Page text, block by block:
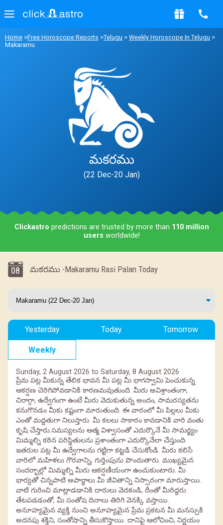
Home >Free Horoscope Reports >Telugu > Weekly Horoscope In Telugu >
Makaramu
మకరము
(22 Dec-20 Jan)
Clickastro predictions are trusted by more than 110 million
users worldwide!
08 మకరము -Makaramu Rasi Palan Today
Yesterday Today Tomorrow
Weekly
Sunday, 2 August 2026 to Saturday, 8 August 2026
ప్రేమ పట్ల మీకున్న తేలిక భావన మీ పట్ల మీ భాగస్వామి పెంచుకున్న
ఆకర్షణ చెరిగిపోవడానికి కారణమవుతుంది. మీరు అవిశ్రాంతంగా,
చిరాగ్గా, ఉద్వేగంగా ఉంటే మీరు వెదుకుతున్న అందం, సామరస్యతను
కనుగొనడం మీకు కష్టంగా మారుతుంది. ఈ వారంలో మీ పిల్లలు మీకు
ఎంతో మద్దతుగా నిలుస్తారు. మీ కలలు సాకారం కావడానికి వారి వంతు
కృషి చేస్తారు.సమస్యలను ఆత్మ విశ్వాసంతో ఎదుర్కొనే మీ సామర్థ్యం
మిమ్మల్ని కఠిన పరిస్థితులను ప్రశాంతంగా ఎదుర్కొనేలా చేస్తుంది.
ఇతరుల పట్ల మీ ఉద్వేగాలను గట్టిగా కట్టడి చేసుకోండి. మీరు కలిసే
వారిలో మహిళలు గౌరవాన్ని, గుర్తింపును పొందుతారు. ముఖ్యమైన
సందర్భాల్లో మిమ్మల్ని మీరు ఆకర్షణీయంగా ఉంచుకుంటారు. మీ
భార్యతో చిన్నపాటి అపార్థాలు మీ జీవితాన్ని నిస్సారంగా మారుస్తాయి.
వాటి గురించి మాట్లాడడానికి దారులు వెదకండి, దీంతో మీరిద్దరు
తేటపడడంతో, మీ సంతోష దినాలు తిరిగి వెనక్కి వస్తాయి.
అనూహ్యమైన వ్యక్తి నుంచి అనూహ్యమైన ప్రేమ ప్రకటన మీ మనస్సుకి
అదనపు శక్తిని, సంతోషాన్ని తీసుకొస్తాయి. దానిపై ఆలోచించి, నిర్ణయం